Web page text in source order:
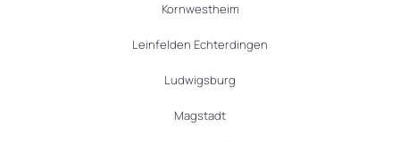
Kornwestheim
Leinfelden Echterdingen
Ludwigsburg
Magstadt